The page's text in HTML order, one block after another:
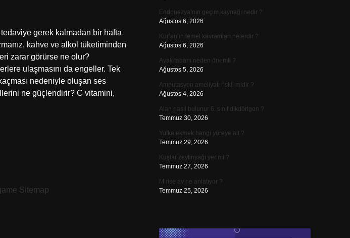
tedaviye gerek kalmadan bir hafta
kahve ve alkol tüketiminden
zarar görürse ne olur?
ulaşmasını da engeller. Tek
nedeniyle oluşan ses
ne güçlendirir? C vitamini,
Sitemap
Endonezya’nın geçim kaynağı nedir ?
Ağustos 6, 2026
Kur’an’ın temel kavramları nelerdir ?
Ağustos 6, 2026
Ayak tabanı neden önemli ?
Ağustos 5, 2026
Amputasyon ameliyatı riskli midir ?
Ağustos 4, 2026
Alan nasıl bulunur 6. sınıf dikdörtgen ?
Temmuz 30, 2026
Yufka ekmek hangi yöreye ait ?
Temmuz 29, 2026
Kuşlar zeytinyağı yer mi ?
Temmuz 27, 2026
M rise av ne anlatıyor ?
Temmuz 25, 2026